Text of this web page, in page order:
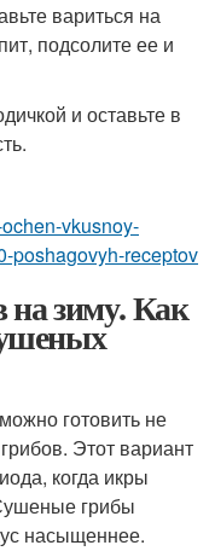
вариться на
подсолите ее и
и оставьте в
vkusnoy-
poshagovyh-receptov
на зиму. Как
готовить не
Этот вариант
когда икры
грибы
насыщеннее.